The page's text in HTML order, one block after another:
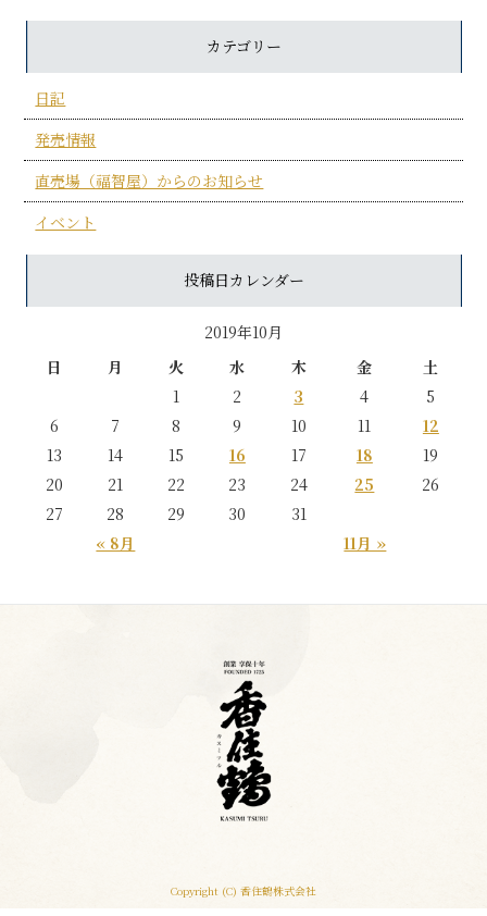
カテゴリー
日記
発売情報
直売場（福智屋）からのお知らせ
イベント
投稿日カレンダー
2019年10月
日
月 火 水 木 金 土
« 8月 11月 »
1 2 3 4
5
6
7 8 9 10 11
12
13
14 15 16 17 18
19
20
21 22 23 24 25
26
27
28 29 30 31
Copyright (C) 香住鶴株式会社